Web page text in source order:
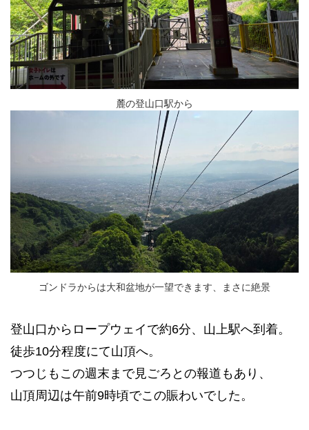
麓の登山口駅から
ゴンドラからは大和盆地が一望できます、まさに絶景
登山口からロープウェイで約6分、山上駅へ到着。
徒歩10分程度にて山頂へ。
つつじもこの週末まで見ごろとの報道もあり、
山頂周辺は午前9時頃でこの賑わいでした。